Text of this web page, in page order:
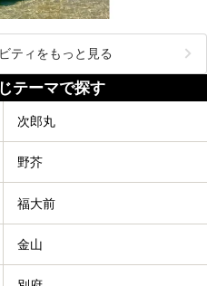
ティをもっと見る
テーマで探す
次郎丸
野芥
福大前
金山